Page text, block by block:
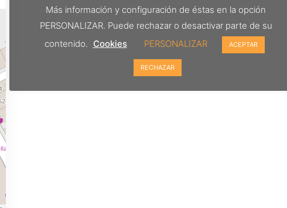
Más información y configuración de éstas en la opción
PERSONALIZAR. Puede rechazar o desactivar parte de su
contenido. Cookies PERSONALIZAR ACEPTAR
RECHAZAR